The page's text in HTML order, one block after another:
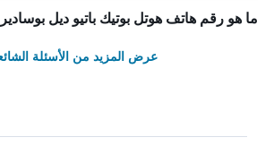
ما هو رقم هاتف هوتل بوتيك باتيو ديل
عرض المزيد من الأسئلة